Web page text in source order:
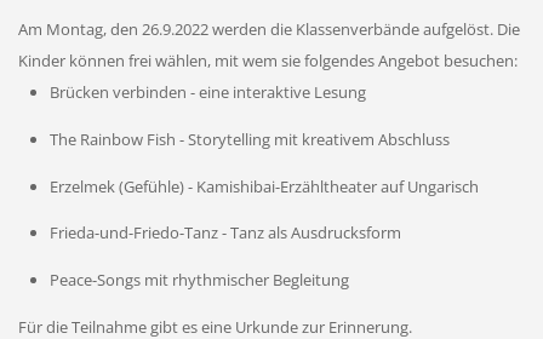
Am Montag, den 26.9.2022 werden die Klassenverbände aufgelöst. Die
Kinder können frei wählen, mit wem sie folgendes Angebot besuchen:
Brücken verbinden - eine interaktive Lesung
The Rainbow Fish - Storytelling mit kreativem Abschluss
Erzelmek (Gefühle) - Kamishibai-Erzähltheater auf Ungarisch
Frieda-und-Friedo-Tanz - Tanz als Ausdrucksform
Peace-Songs mit rhythmischer Begleitung
Für die Teilnahme gibt es eine Urkunde zur Erinnerung.